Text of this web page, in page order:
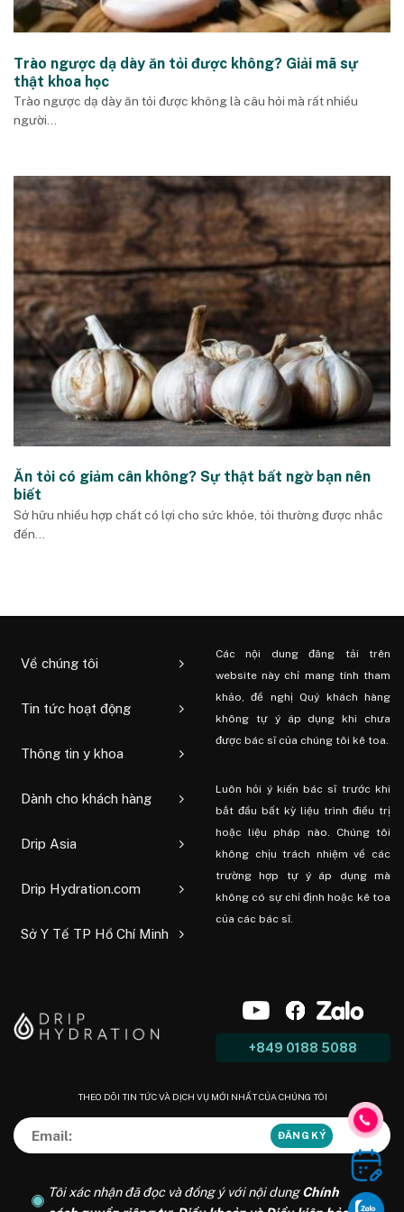
Trào ngược dạ dày ăn tỏi được không? Giải mã sự
thật khoa học
Trào ngược dạ dày ăn tỏi được không là câu hỏi mà rất nhiều
người...
Ăn tỏi có giảm cân không? Sự thật bất ngờ bạn nên
biết
Sở hữu nhiều hợp chất có lợi cho sức khỏe, tỏi thường được nhắc
đến...
Về chúng tôi
Tin tức hoạt động
Thông tin y khoa
Dành cho khách hàng
Drip Asia
Drip Hydration.com
Sở Y Tế TP Hồ Chí Minh
Các nội dung đăng tải trên
website này chỉ mang tính tham
khảo, đề nghị Quý khách hàng
không tự ý áp dụng khi chưa
được bác sĩ của chúng tôi kê toa.
Luôn hỏi ý kiến ​​bác sĩ trước khi
bắt đầu bất kỳ liệu trình điều trị
hoặc liệu pháp nào. Chúng tôi
không chịu trách nhiệm về các
trường hợp tự ý áp dụng mà
không có sự chỉ định hoặc kê toa
của các bác sĩ.
+849 0188 5088
THEO DÕI TIN TỨC VÀ DỊCH VỤ MỚI NHẤT CỦA CHÚNG TÔI
Tôi xác nhận đã đọc và đồng ý với nội dungChính